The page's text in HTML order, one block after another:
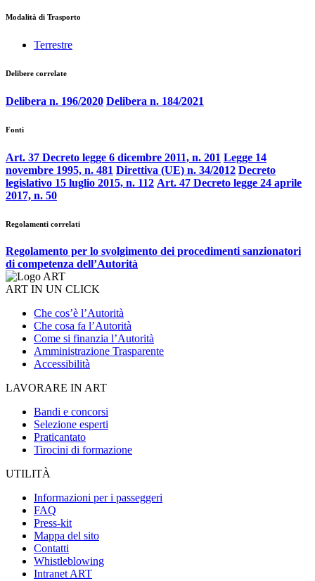
Modalità di Trasporto
Terrestre
Delibere correlate
Delibera n. 196/2020 Delibera n. 184/2021
Fonti
Art. 37 Decreto legge 6 dicembre 2011, n. 201 Legge 14
novembre 1995, n. 481 Direttiva (UE) n. 34/2012 Decreto
legislativo 15 luglio 2015, n. 112 Art. 47 Decreto legge 24 aprile
2017, n. 50
Regolamenti correlati
Regolamento per lo svolgimento dei procedimenti sanzionatori
di competenza dell’Autorità
ART IN UN CLICK
Che cos’è l’Autorità
Che cosa fa l’Autorità
Come si finanzia l’Autorità
Amministrazione Trasparente
Accessibilità
LAVORARE IN ART
Bandi e concorsi
Selezione esperti
Praticantato
Tirocini di formazione
UTILITÀ
Informazioni per i passeggeri
FAQ
Press-kit
Mappa del sito
Contatti
Whistleblowing
Intranet ART